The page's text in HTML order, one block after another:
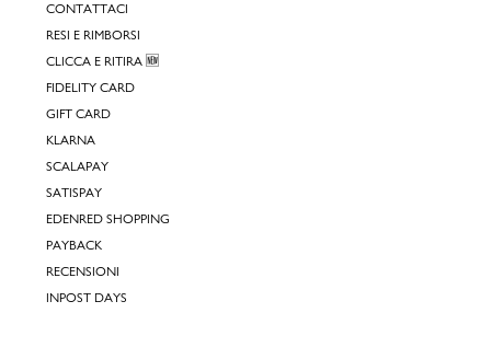
CONTATTACI
RESI E RIMBORSI
CLICCA E RITIRA 🆕
FIDELITY CARD
GIFT CARD
KLARNA
SCALAPAY
SATISPAY
EDENRED SHOPPING
PAYBACK
RECENSIONI
INPOST DAYS